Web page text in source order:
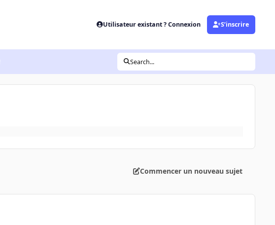
Utilisateur existant ? Connexion S’inscrire
Search...
Commencer un nouveau sujet